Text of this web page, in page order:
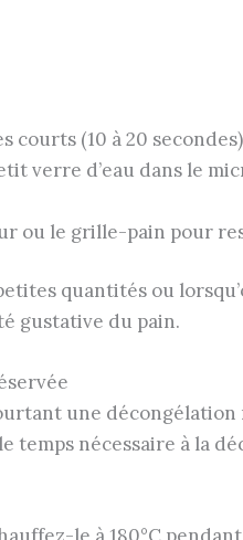
(10 à 20
verre d’eau dans le
ou le grille-pain pour
quantités ou
gustative du pain.
une décongélation
temps nécessaire à la